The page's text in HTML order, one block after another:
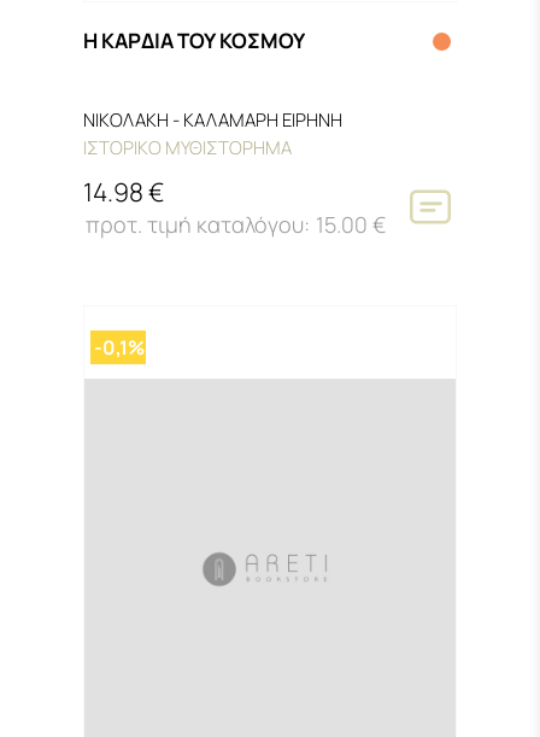
Η ΚΑΡΔΙΑ ΤΟΥ ΚΟΣΜΟΥ
ΝΙΚΟΛΑΚΗ - ΚΑΛΑΜΑΡΗ ΕΙΡΗΝΗ
ΙΣΤΟΡΙΚΟ ΜΥΘΙΣΤΟΡΗΜΑ
14.98 €
15.00 €
-0,1%